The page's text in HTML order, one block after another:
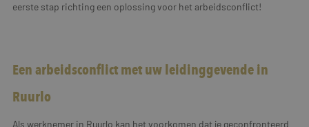
eerste stap richting een oplossing voor het arbeidsconflict!
Een arbeidsconflict met uw leidinggevende in
Ruurlo
Als werknemer in Ruurlo kan het voorkomen dat je geconfronteerd